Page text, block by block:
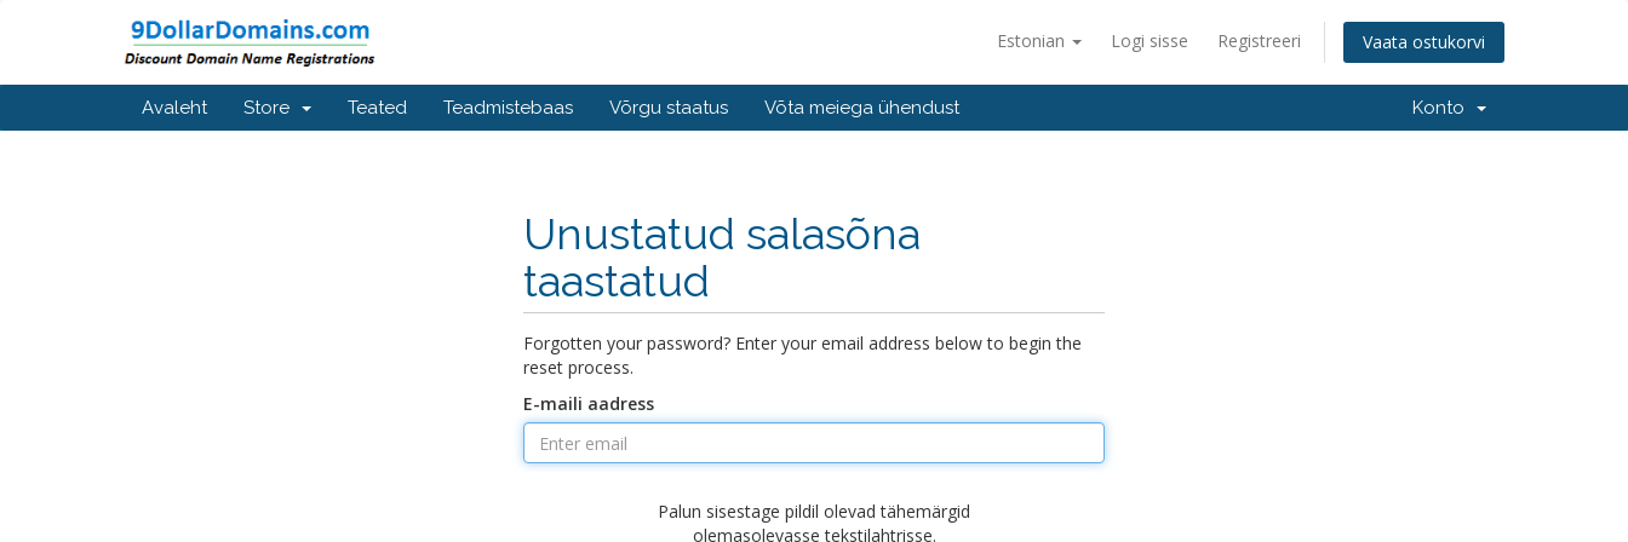
Estonian Logi sisse Registreeri Vaata ostukorvi
Avaleht Store Teated Teadmistebaas Võrgu staatus Võta meiega ühendust Konto
Unustatud salasõna
taastatud
Forgotten your password? Enter your email address below to begin the
reset process.
E-maili aadress
Palun sisestage pildil olevad tähemärgid
olemasolevasse tekstilahtrisse.